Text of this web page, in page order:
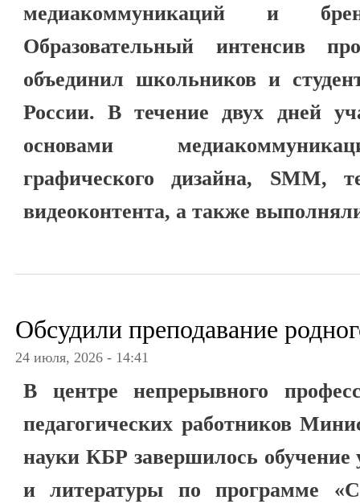
медиакоммуникаций и
Образовательный интенсив
объединил школьников и
России. В течение двух дней
основами
графического дизайна, SMM,
видеоконтента, а также
Обсудили преподавание
24 июля, 2026 - 14:41
В центре непрерывного
педагогических работников
науки КБР завершилось обучение
и литературы по программе